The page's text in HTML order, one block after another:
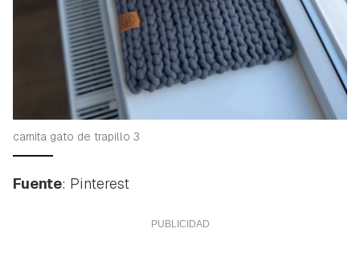
camita gato de trapillo 3
Fuente: Pinterest